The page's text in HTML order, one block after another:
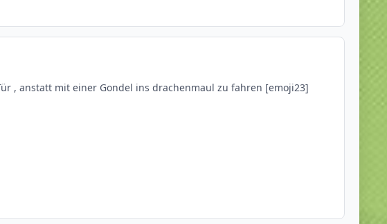
, anstatt mit einer Gondel ins drachenmaul zu fahren [emoji23]